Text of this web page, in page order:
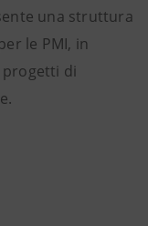
una struttura
le PMI, in
di